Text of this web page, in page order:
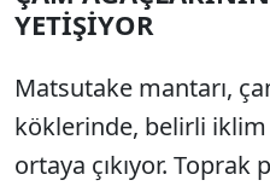
YETİŞİYOR
Matsutake mantarı,
köklerinde, belirli
ortaya çıkıyor. Toprak